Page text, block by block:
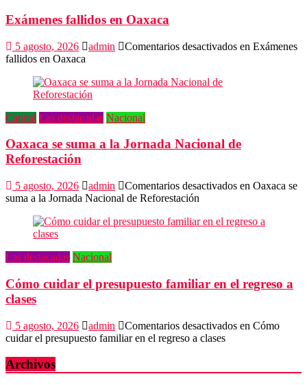
Exámenes fallidos en Oaxaca
5 agosto, 2026 admin Comentarios desactivados en Exámenes
fallidos en Oaxaca
Capital Las destacadas Nacional
Oaxaca se suma a la Jornada Nacional de
Reforestación
5 agosto, 2026 admin Comentarios desactivados en Oaxaca se
suma a la Jornada Nacional de Reforestación
Las destacadas Nacional
Cómo cuidar el presupuesto familiar en el regreso a
clases
5 agosto, 2026 admin Comentarios desactivados en Cómo
cuidar el presupuesto familiar en el regreso a clases
Archivos